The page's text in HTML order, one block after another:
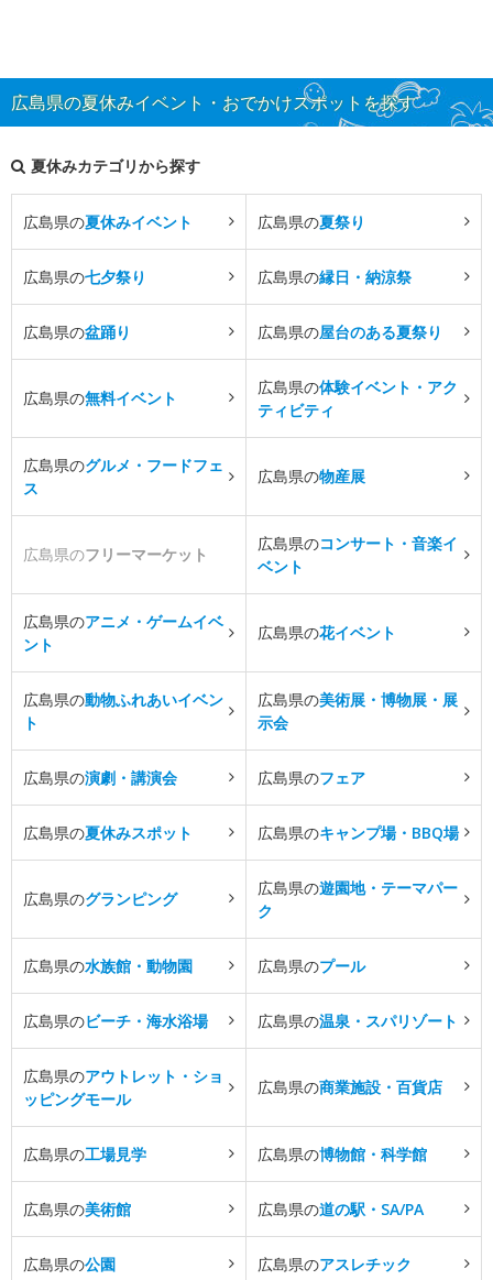
広島県の夏休みイベント・おでかけスポットを探す
夏休みカテゴリから探す
広島県の夏休みイベント 広島県の夏祭り
広島県の七夕祭り 広島県の縁日・納涼祭
広島県の盆踊り 広島県の屋台のある夏祭り
広島県の無料イベント
広島県の体験イベント・アク
ティビティ
広島県のグルメ・フードフェ
ス
広島県の物産展
広島県のフリーマーケット
広島県のコンサート・音楽イ
ベント
広島県のアニメ・ゲームイベ
ント
広島県の花イベント
広島県の動物ふれあいイベン
ト
広島県の美術展・博物展・展
示会
広島県の演劇・講演会 広島県のフェア
広島県の夏休みスポット 広島県のキャンプ場・BBQ場
広島県のグランピング
広島県の遊園地・テーマパー
ク
広島県の水族館・動物園 広島県のプール
広島県のビーチ・海水浴場 広島県の温泉・スパリゾート
広島県のアウトレット・ショ
ッピングモール
広島県の商業施設・百貨店
広島県の工場見学 広島県の博物館・科学館
広島県の美術館 広島県の道の駅・SA/PA
広島県の公園 広島県のアスレチック